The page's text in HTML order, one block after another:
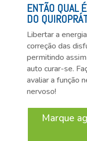
ENTÃO QUAL
DO
Libertar a
correção das
permitindo
auto curar-se.
avaliar a função
nervoso!
Marque